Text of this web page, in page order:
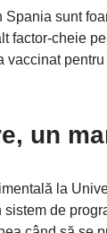
sunt
factor-cheie
vaccinat
un
la
de